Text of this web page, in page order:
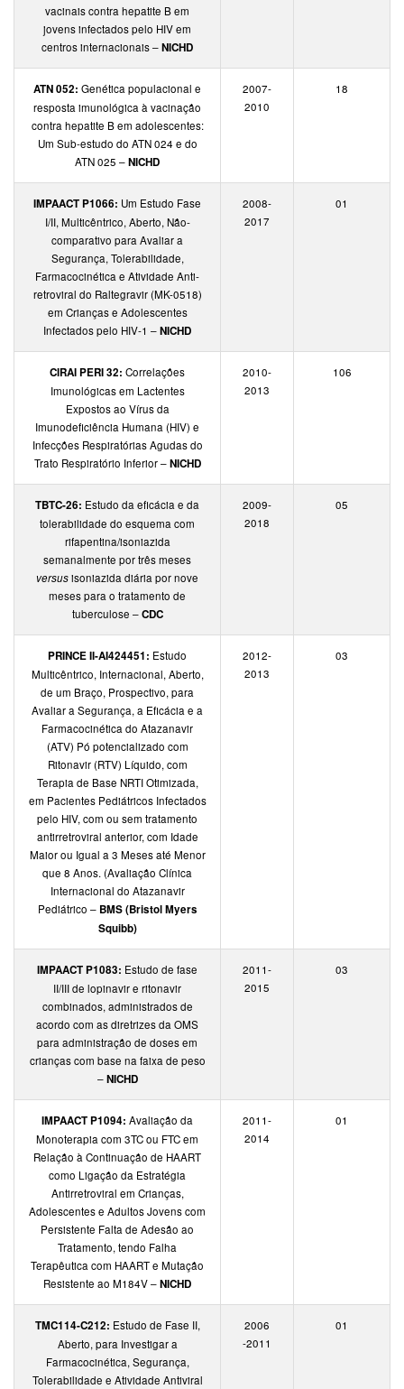
vacinais contra hepatite B em
jovens infectados pelo HIV em
centros internacionais –NICHD
ATN 052: Genética populacional e
resposta imunológica à vacinação
contra hepatite B em adolescentes:
Um Sub-estudo do ATN 024 e do
ATN 025 –NICHD
2007-
2010
18
IMPAACT P1066: Um Estudo Fase
I/II, Multicêntrico, Aberto, Não-
comparativo para Avaliar a
Segurança, Tolerabilidade,
Farmacocinética e Atividade Anti-
retroviral do Raltegravir (MK-0518)
em Crianças e Adolescentes
Infectados pelo HIV-1 –NICHD
2008-
2017
01
CIRAI PERI 32: Correlações
Imunológicas em Lactentes
Expostos ao Vírus da
Imunodeficiência Humana (HIV) e
Infecções Respiratórias Agudas do
Trato Respiratório Inferior –NICHD
2010-
2013
106
TBTC-26: Estudo da eficácia e da
tolerabilidade do esquema com
rifapentina/isoniazida
semanalmente por três meses
versusisoniazida diária por nove
meses para o tratamento de
tuberculose –CDC
2009-
2018
05
PRINCE II-AI424451: Estudo
Multicêntrico, Internacional, Aberto,
de um Braço, Prospectivo, para
Avaliar a Segurança, a Eficácia e a
Farmacocinética do Atazanavir
(ATV) Pó potencializado com
Ritonavir (RTV) Líquido, com
Terapia de Base NRTI Otimizada,
em Pacientes Pediátricos Infectados
pelo HIV, com ou sem tratamento
antirretroviral anterior, com Idade
Maior ou Igual a 3 Meses até Menor
que 8 Anos. (Avaliação Clínica
Internacional do Atazanavir
Pediátrico – BMS (Bristol Myers
Squibb)
2012-
2013
03
IMPAACT P1083: Estudo de fase
II/III de lopinavir e ritonavir
combinados, administrados de
acordo com as diretrizes da OMS
para administração de doses em
crianças com base na faixa de peso
–NICHD
2011-
2015
03
IMPAACT P1094: Avaliação da
Monoterapia com 3TC ou FTC em
Relação à Continuação de HAART
como Ligação da Estratégia
Antirretroviral em Crianças,
Adolescentes e Adultos Jovens com
Persistente Falta de Adesão ao
Tratamento, tendo Falha
Terapêutica com HAART e Mutação
Resistente ao M184V –NICHD
2011-
2014
01
TMC114-C212: Estudo de Fase II,
Aberto, para Investigar a
Farmacocinética, Segurança,
Tolerabilidade e Atividade Antiviral
2006
-2011
01